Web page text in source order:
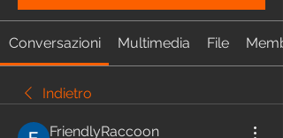
Conversazioni Multimedia File
Indietro
FriendlyRaccoon